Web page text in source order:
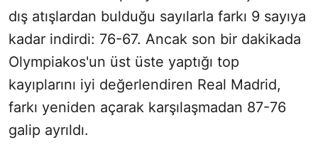
dış atışlardan bulduğu sayılarla farkı 9 sayıya
kadar indirdi: 76-67. Ancak son bir dakikada
Olympiakos'un üst üste yaptığı top
kayıplarını iyi değerlendiren Real Madrid,
farkı yeniden açarak karşılaşmadan 87-76
galip ayrıldı.